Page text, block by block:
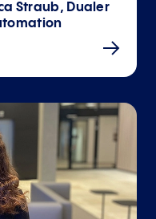
Straub, Dualer